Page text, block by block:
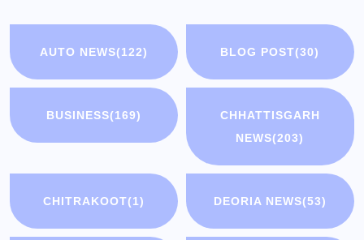
AUTO NEWS(122) BLOG POST(30)
BUSINESS(169)
CHHATTISGARH
NEWS(203)
CHITRAKOOT(1) DEORIA NEWS(53)